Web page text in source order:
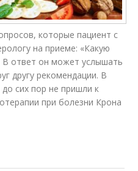
которые пациент с
на приеме: «Какую
В ответ он может услышать
другу рекомендации. В
сих пор не пришли к
при болезни Крона